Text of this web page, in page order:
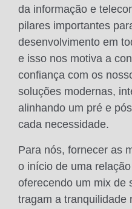
da informação e
pilares importantes
desenvolvimento em
e isso nos motiva a
confiança com os
soluções modernas,
alinhando um pré e
cada necessidade.
Para nós, fornecer as
o início de uma
oferecendo um mix de
tragam a tranquilidade